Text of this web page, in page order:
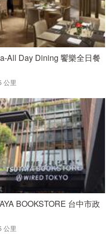
All Day Dining 饗樂全日餐
公里
BOOKSTORE 台中市政
公里